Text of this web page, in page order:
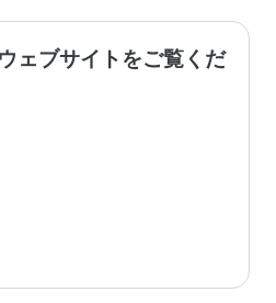
ェブサイトをご覧くだ